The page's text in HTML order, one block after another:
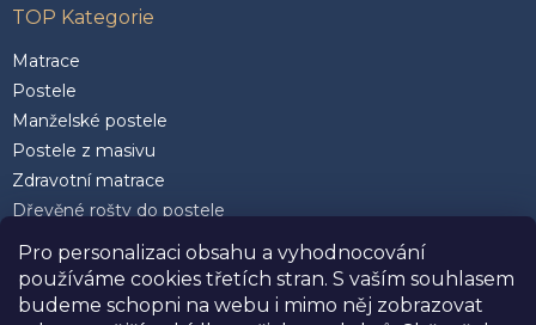
Pro personalizaci obsahu a vyhodnocování
používáme cookies třetích stran. S vaším souhlasem
budeme schopni na webu i mimo něj zobrazovat
TOP Kategorie
Matrace
Postele
Manželské postele
Postele z masivu
Zdravotní matrace
Dřevěné rošty do postele
Postele 200 x 200 cm
Matrace 90 x 200 cm
Rozkládací postele